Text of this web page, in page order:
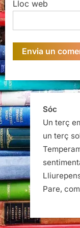
Lloc web
Sóc
Un terç
un terç
Pare,